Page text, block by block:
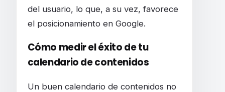
del usuario, lo que, a su vez, favorece
el posicionamiento en Google.
Cómo medir el éxito de tu
calendario de contenidos
Un buen calendario de contenidos no